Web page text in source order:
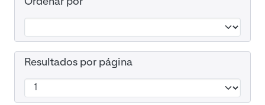
Resultados por página